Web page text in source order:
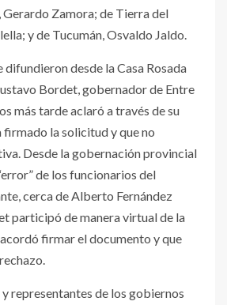
Gerardo Zamora; de Tierra del
y de Tucumán, Osvaldo Jaldo.
difundieron desde la Casa Rosada
Bordet, gobernador de Entre
más tarde aclaró a través de su
firmado la solicitud y que no
Desde la gobernación provincial
de los funcionarios del
cerca de Alberto Fernández
participó de manera virtual de la
firmar el documento y que
representantes de los gobiernos